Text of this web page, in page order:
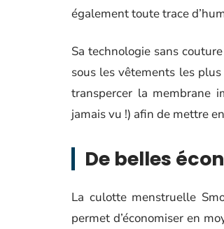
également toute trace
Sa technologie sans
sous les vêtements les
transpercer la membrane
jamais vu !) afin de mettre
De belles
La culotte menstruelle
permet d’économiser en